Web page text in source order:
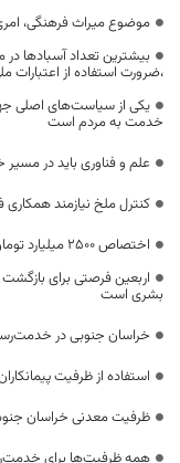
موضوع میراث فرهنگی،
بیشترین تعداد آسبادها
،ضرورت استفاده از اعتبارات
یکی از سیاست‌های اصلی
خدمت به مردم است
علم و فناوری باید در
کنترل ملخ نیازمند
اختصاص 2500 میلیارد تومان برای توسعه راه‌های دوبانده خراسان جنوبی
اربعین فرصتی برای
بشری است
خراسان جنوبی در
استفاده از ظرفیت
ظرفیت معدنی خراسان